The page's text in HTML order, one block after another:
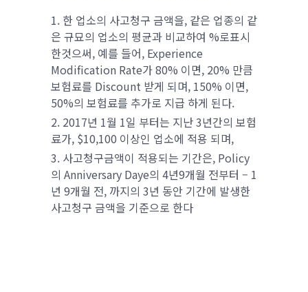
한 업소의 사고청구 금액을, 같은 업종의 같
은 규묘의 업소의 평균과 비교하여 %로표시
한것으써, 예를 들어, Experience
Modification Rate가 80% 이면, 20% 만큼
보험료를 Discount 받게 되며, 150% 이면,
50%의 보험료를 추가로 지급 하게 된다.
2017년 1월 1일 부터는 지난 3년간의 보험
료가, $10,100 이상인 업소에 적용 되며,
사고청구금액이 적용되는 기간은, Policy
의 Anniversary Daye의 4년9개월 전부터 – 1
년 9개월 전, 까지의 3년 동안 기간에 발생한
사고청구 금액을 기준으로 한다